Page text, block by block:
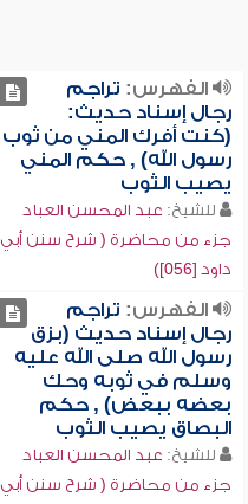
الفهرس: تراجم
رجال إسناد حديث:
(كنت أفرك المني من ثوب
رسول الله) , حكم المني
يصيب الثوب
للشيخ: عبد المحسن العباد
جزء من محاضرة ( شرح سنن أبي
داود [056])
الفهرس: تراجم
رجال إسناد حديث (بزق
رسول الله صلى الله عليه
وسلم في ثوبه وحك
بعضه ببعض) , حكم
البصاق يصيب الثوب
للشيخ: عبد المحسن العباد
جزء من محاضرة ( شرح سنن أبي